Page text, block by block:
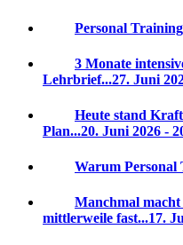
Personal
3 Monate
Lehrbrief...27. Juni
Heute stand
Plan...20. Juni 2026 -
Warum Personal
Manchmal macht
mittlerweile fast...17.